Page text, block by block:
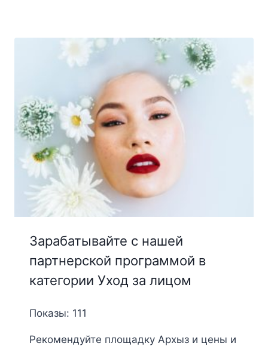
Зарабатывайте с нашей
партнерской программой в
категории Уход за лицом
Показы: 111
Рекомендуйте площадку Архыз и цены и